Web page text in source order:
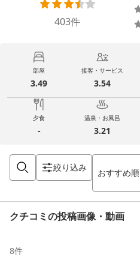
403件
部屋
3.49
接客・サービス
3.54
夕食
-
温泉・お風呂
3.21
絞り込み おすすめ順
クチコミの投稿画像・動画
8件